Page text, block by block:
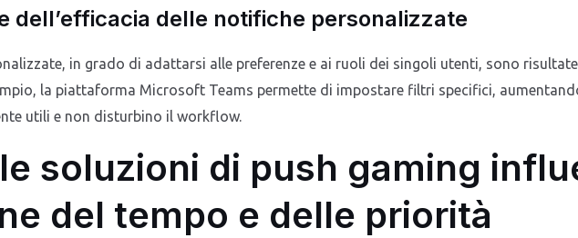
dell’efficacia delle notifiche personalizzate
in grado di adattarsi alle preferenze e ai ruoli dei singoli utenti, sono
la piattaforma Microsoft Teams permette di impostare filtri specifici,
utili e non disturbino il workflow.
soluzioni di push gaming
del tempo e delle priorità